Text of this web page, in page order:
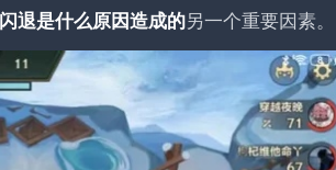
退是什么原因造成的另一个重要因素。